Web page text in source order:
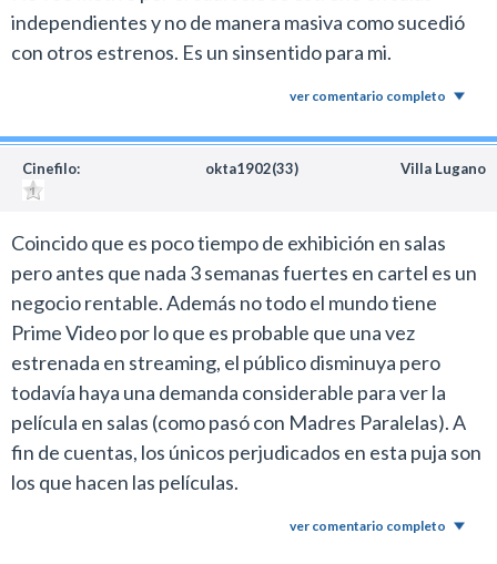
independientes y no de manera masiva como sucedió
con otros estrenos. Es un sinsentido para mi.
ver comentario completo
Cinefilo: okta1902(33) Villa Lugano
Coincido que es poco tiempo de exhibición en salas
pero antes que nada 3 semanas fuertes en cartel es un
negocio rentable. Además no todo el mundo tiene
Prime Video por lo que es probable que una vez
estrenada en streaming, el público disminuya pero
todavía haya una demanda considerable para ver la
película en salas (como pasó con Madres Paralelas). A
fin de cuentas, los únicos perjudicados en esta puja son
los que hacen las películas.
ver comentario completo